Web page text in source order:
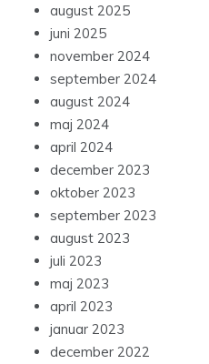
august 2025
juni 2025
november 2024
september 2024
august 2024
maj 2024
april 2024
december 2023
oktober 2023
september 2023
august 2023
juli 2023
maj 2023
april 2023
januar 2023
december 2022